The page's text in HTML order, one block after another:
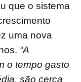
que o sistema
uma nova
“A
o tempo gasto
são cerca